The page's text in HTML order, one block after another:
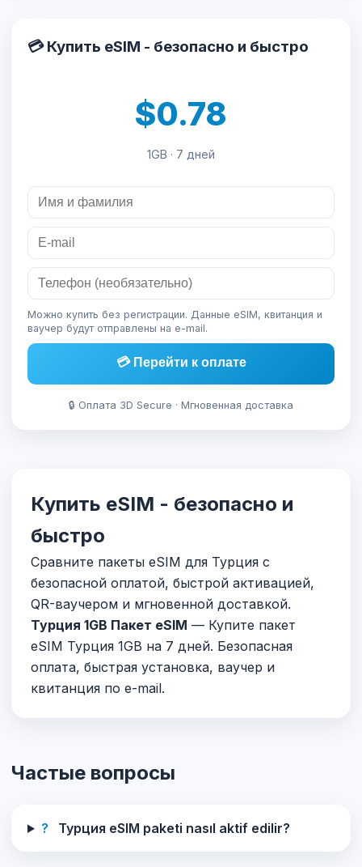
💳 Купить eSIM - безопасно и быстро
$0.78
1GB · 7 дней
Можно купить без регистрации. Данные eSIM, квитанция и
ваучер будут отправлены на e-mail.
💳 Перейти к оплате
🔒 Оплата 3D Secure · Мгновенная доставка
Купить eSIM - безопасно и
быстро
Сравните пакеты eSIM для Турция с
безопасной оплатой, быстрой активацией,
QR-ваучером и мгновенной доставкой.
Турция 1GB Пакет eSIM — Купите пакет
eSIM Турция 1GB на 7 дней. Безопасная
оплата, быстрая установка, ваучер и
квитанция по e-mail.
Частые вопросы
? Турция eSIM paketi nasıl aktif edilir?